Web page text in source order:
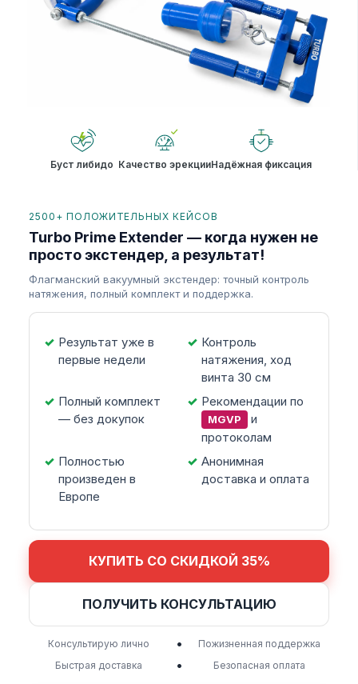
Буст либидо Качество эрекцииНадёжная фиксация
2500+ ПОЛОЖИТЕЛЬНЫХ КЕЙСОВ
Turbo Prime Extender — когда нужен не
просто экстендер, а результат!
Флагманский вакуумный экстендер: точный контроль
натяжения, полный комплект и поддержка.
Результат уже в
первые недели
Контроль
натяжения, ход
винта 30 см
Полный комплект
— без докупок
Рекомендации по
MGVP
и
протоколам
Полностью
произведен в
Европе
Анонимная
доставка и оплата
КУПИТЬ СО СКИДКОЙ 35%
ПОЛУЧИТЬ КОНСУЛЬТАЦИЮ
Консультирую лично •
Пожизненная поддержка
Быстрая доставка
• Безопасная оплата